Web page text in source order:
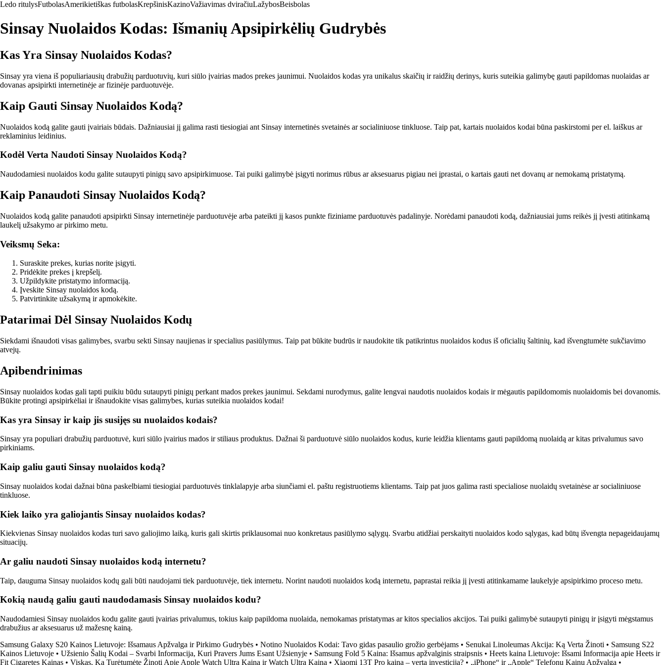
Ledo ritulysFutbolasAmerikietiškas futbolasKrepšinisKazinoVažiavimas dviračiuLažybosBeisbolas
Sinsay Nuolaidos Kodas: Išmanių Apsipirkėlių Gudrybės
Kas Yra Sinsay Nuolaidos Kodas?
Sinsay yra viena iš populiariausių drabužių parduotuvių, kuri siūlo įvairias mados prekes jaunimui. Nuolaidos kodas yra unikalus skaičių ir raidžių derinys, kuris suteikia galimybę gauti papildomas nuolaidas ar
dovanas apsipirkti internetinėje ar fizinėje parduotuvėje.
Kaip Gauti Sinsay Nuolaidos Kodą?
Nuolaidos kodą galite gauti įvairiais būdais. Dažniausiai jį galima rasti tiesiogiai ant Sinsay internetinės svetainės ar socialiniuose tinkluose. Taip pat, kartais nuolaidos kodai būna paskirstomi per el. laiškus ar
reklaminius leidinius.
Kodėl Verta Naudoti Sinsay Nuolaidos Kodą?
Naudodamiesi nuolaidos kodu galite sutaupyti pinigų savo apsipirkimuose. Tai puiki galimybė įsigyti norimus rūbus ar aksesuarus pigiau nei įprastai, o kartais gauti net dovanų ar nemokamą pristatymą.
Kaip Panaudoti Sinsay Nuolaidos Kodą?
Nuolaidos kodą galite panaudoti apsipirkti Sinsay internetinėje parduotuvėje arba pateikti jį kasos punkte fiziniame parduotuvės padalinyje. Norėdami panaudoti kodą, dažniausiai jums reikės jį įvesti atitinkamą
laukelį užsakymo ar pirkimo metu.
Veiksmų Seka:
Suraskite prekes, kurias norite įsigyti.
Pridėkite prekes į krepšelį.
Užpildykite pristatymo informaciją.
Įveskite Sinsay nuolaidos kodą.
Patvirtinkite užsakymą ir apmokėkite.
Patarimai Dėl Sinsay Nuolaidos Kodų
Siekdami išnaudoti visas galimybes, svarbu sekti Sinsay naujienas ir specialius pasiūlymus. Taip pat būkite budrūs ir naudokite tik patikrintus nuolaidos kodus iš oficialių šaltinių, kad išvengtumėte sukčiavimo
atvejų.
Apibendrinimas
Sinsay nuolaidos kodas gali tapti puikiu būdu sutaupyti pinigų perkant mados prekes jaunimui. Sekdami nurodymus, galite lengvai naudotis nuolaidos kodais ir mėgautis papildomomis nuolaidomis bei dovanomis.
Būkite protingi apsipirkėliai ir išnaudokite visas galimybes, kurias suteikia nuolaidos kodai!
Kas yra Sinsay ir kaip jis susijęs su nuolaidos kodais?
Sinsay yra populiari drabužių parduotuvė, kuri siūlo įvairius mados ir stiliaus produktus. Dažnai ši parduotuvė siūlo nuolaidos kodus, kurie leidžia klientams gauti papildomą nuolaidą ar kitas privalumus savo
pirkiniams.
Kaip galiu gauti Sinsay nuolaidos kodą?
Sinsay nuolaidos kodai dažnai būna paskelbiami tiesiogiai parduotuvės tinklalapyje arba siunčiami el. paštu registruotiems klientams. Taip pat juos galima rasti specialiose nuolaidų svetainėse ar socialiniuose
tinkluose.
Kiek laiko yra galiojantis Sinsay nuolaidos kodas?
Kiekvienas Sinsay nuolaidos kodas turi savo galiojimo laiką, kuris gali skirtis priklausomai nuo konkretaus pasiūlymo sąlygų. Svarbu atidžiai perskaityti nuolaidos kodo sąlygas, kad būtų išvengta nepageidaujamų
situacijų.
Ar galiu naudoti Sinsay nuolaidos kodą internetu?
Taip, dauguma Sinsay nuolaidos kodų gali būti naudojami tiek parduotuvėje, tiek internetu. Norint naudoti nuolaidos kodą internetu, paprastai reikia jį įvesti atitinkamame laukelyje apsipirkimo proceso metu.
Kokią naudą galiu gauti naudodamasis Sinsay nuolaidos kodu?
Naudodamiesi Sinsay nuolaidos kodu galite gauti įvairias privalumus, tokius kaip papildoma nuolaida, nemokamas pristatymas ar kitos specialios akcijos. Tai puiki galimybė sutaupyti pinigų ir įsigyti mėgstamus
drabužius ar aksesuarus už mažesnę kainą.
Samsung Galaxy S20 Kainos Lietuvoje: Išsamaus Apžvalga ir Pirkimo Gudrybės • Notino Nuolaidos Kodai: Tavo gidas pasaulio grožio gerbėjams • Senukai Linoleumas Akcija: Ką Verta Žinoti • Samsung S22
Kainos Lietuvoje • Užsienio Šalių Kodai – Svarbi Informacija, Kuri Pravers Jums Esant Užsienyje • Samsung Fold 5 Kaina: Išsamus apžvalginis straipsnis • Heets kaina Lietuvoje: Išsami Informacija apie Heets ir
Fit Cigaretes Kainas • Viskas, Ką Turėtumėte Žinoti Apie Apple Watch Ultra Kainą ir Watch Ultra Kainą • Xiaomi 13T Pro kaina – verta investicija? • „iPhone“ ir „Apple“ Telefonų Kainų Apžvalga •